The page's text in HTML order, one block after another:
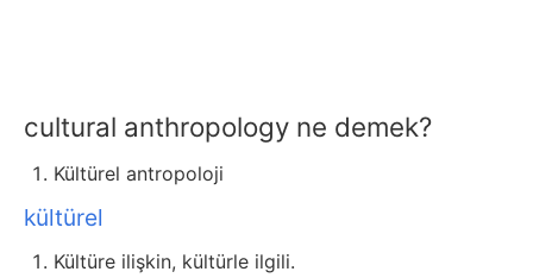
cultural anthropology ne demek?
Kültürel antropoloji
kültürel
Kültüre ilişkin, kültürle ilgili.